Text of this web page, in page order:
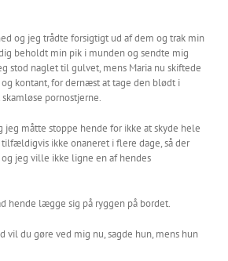
og jeg trådte forsigtigt ud af dem og trak min
beholdt min pik i munden og sendte mig
stod naglet til gulvet, mens Maria nu skiftede
kontant, for dernæst at tage den blødt i
pornostjerne.
jeg måtte stoppe hende for ikke at skyde hele
tilfældigvis ikke onaneret i flere dage, så der
jeg ville ikke ligne en af hendes
hende lægge sig på ryggen på bordet.
vil du gøre ved mig nu, sagde hun, mens hun